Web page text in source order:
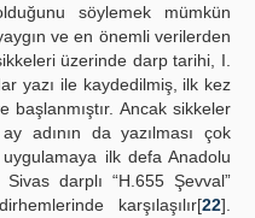
söylemek mümkün
ve en önemli verilerden
üzerinde darp tarihi, I.
yazı ile kaydedilmiş, ilk kez
Ancak sikkeler
adının da yazılması çok
ilk defa Anadolu
Sivas darplı “H.655 Şevval”
karşılaşılır[22].